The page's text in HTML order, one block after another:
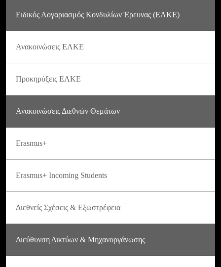
Ειδικός Λογαριασμός Κονδυλίων Έρευνας (ΕΛΚΕ)
Ανακοινώσεις ΕΛΚΕ
Προκηρύξεις ΕΛΚΕ
Ανακοινώσεις Διεθνών Θεμάτων
Erasmus+
Erasmus+ Incoming Students
Διεθνείς Σχέσεις & Εξωστρέφεια
Διεύθυνση Δικτύων & Μηχανοργάνωσης